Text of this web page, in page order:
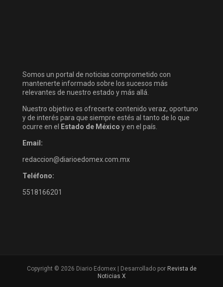
Somos un portal de noticias comprometido con
mantenerte informado sobre los sucesos más
relevantes de nuestro estado y más allá.
Nuestro objetivo es ofrecerte contenido veraz, oportuno
y de interés para que siempre estés al tanto de lo que
ocurre en el
Estado de México y en el país.
Email:
redaccion@diarioedomex.com.mx
Teléfono:
5518166201
Copyright © 2026 Diario Edomex | Desarrollado por Revista de
Noticias X